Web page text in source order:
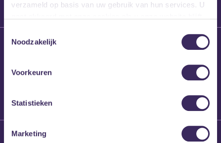
verzameld op basis van uw gebruik van hun services. U
Noodzakelijk
Voorkeuren
Statistieken
Marketing